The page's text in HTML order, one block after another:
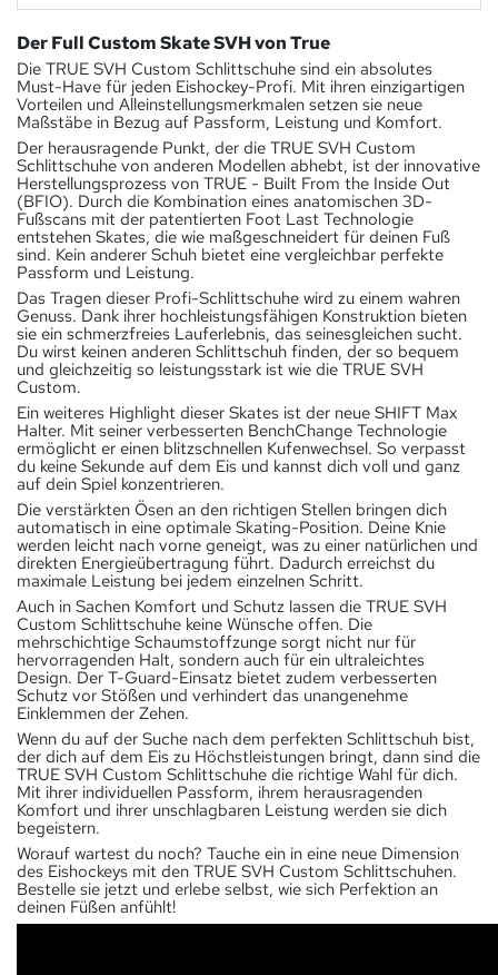
Der Full Custom Skate SVH von True
Die TRUE SVH Custom Schlittschuhe sind ein absolutes
Must-Have für jeden Eishockey-Profi. Mit ihren einzigartigen
Vorteilen und Alleinstellungsmerkmalen setzen sie neue
Maßstäbe in Bezug auf Passform, Leistung und Komfort.
Der herausragende Punkt, der die TRUE SVH Custom
Schlittschuhe von anderen Modellen abhebt, ist der innovative
Herstellungsprozess von TRUE - Built From the Inside Out
(BFIO). Durch die Kombination eines anatomischen 3D-
Fußscans mit der patentierten Foot Last Technologie
entstehen Skates, die wie maßgeschneidert für deinen Fuß
sind. Kein anderer Schuh bietet eine vergleichbar perfekte
Passform und Leistung.
Das Tragen dieser Profi-Schlittschuhe wird zu einem wahren
Genuss. Dank ihrer hochleistungsfähigen Konstruktion bieten
sie ein schmerzfreies Lauferlebnis, das seinesgleichen sucht.
Du wirst keinen anderen Schlittschuh finden, der so bequem
und gleichzeitig so leistungsstark ist wie die TRUE SVH
Custom.
Ein weiteres Highlight dieser Skates ist der neue SHIFT Max
Halter. Mit seiner verbesserten BenchChange Technologie
ermöglicht er einen blitzschnellen Kufenwechsel. So verpasst
du keine Sekunde auf dem Eis und kannst dich voll und ganz
auf dein Spiel konzentrieren.
Die verstärkten Ösen an den richtigen Stellen bringen dich
automatisch in eine optimale Skating-Position. Deine Knie
werden leicht nach vorne geneigt, was zu einer natürlichen und
direkten Energieübertragung führt. Dadurch erreichst du
maximale Leistung bei jedem einzelnen Schritt.
Auch in Sachen Komfort und Schutz lassen die TRUE SVH
Custom Schlittschuhe keine Wünsche offen. Die
mehrschichtige Schaumstoffzunge sorgt nicht nur für
hervorragenden Halt, sondern auch für ein ultraleichtes
Design. Der T-Guard-Einsatz bietet zudem verbesserten
Schutz vor Stößen und verhindert das unangenehme
Einklemmen der Zehen.
Wenn du auf der Suche nach dem perfekten Schlittschuh bist,
der dich auf dem Eis zu Höchstleistungen bringt, dann sind die
TRUE SVH Custom Schlittschuhe die richtige Wahl für dich.
Mit ihrer individuellen Passform, ihrem herausragenden
Komfort und ihrer unschlagbaren Leistung werden sie dich
begeistern.
Worauf wartest du noch? Tauche ein in eine neue Dimension
des Eishockeys mit den TRUE SVH Custom Schlittschuhen.
Bestelle sie jetzt und erlebe selbst, wie sich Perfektion an
deinen Füßen anfühlt!